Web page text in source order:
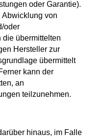
oder Garantie).
Abwicklung von
oder
die übermittelten
Hersteller zur
übermittelt
kann der
an
teilzunehmen.
hinaus, im Falle